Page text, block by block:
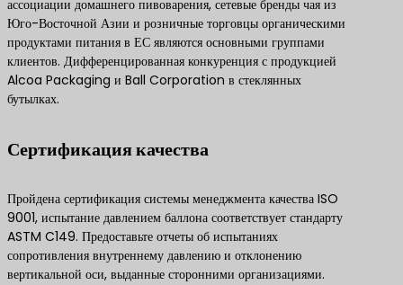
ассоциации домашнего пивоварения, сетевые бренды чая из
Юго-Восточной Азии и розничные торговцы органическими
продуктами питания в ЕС являются основными группами
клиентов. Дифференцированная конкуренция с продукцией
Alcoa Packaging и Ball Corporation в стеклянных
бутылках.
Сертификация качества
Пройдена сертификация системы менеджмента качества ISO
9001, испытание давлением баллона соответствует стандарту
ASTM C149. Предоставьте отчеты об испытаниях
сопротивления внутреннему давлению и отклонению
вертикальной оси, выданные сторонними организациями.